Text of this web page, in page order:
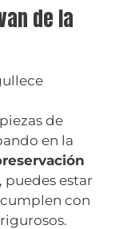
de la
de
en la
puedes estar
con